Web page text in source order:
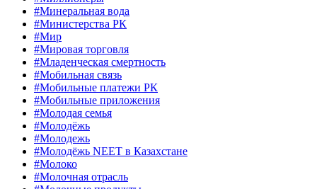
#Минеральная вода
#Министерства РК
#Мир
#Мировая торговля
#Младенческая смертность
#Мобильная связь
#Мобильные платежи РК
#Мобильные приложения
#Молодая семья
#Молодёжь
#Молодежь
#Молодёжь NEET в Казахстане
#Молоко
#Молочная отрасль